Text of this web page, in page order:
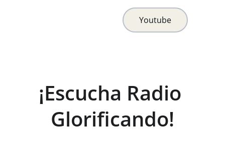
Youtube
¡Escucha Radio
Glorificando!